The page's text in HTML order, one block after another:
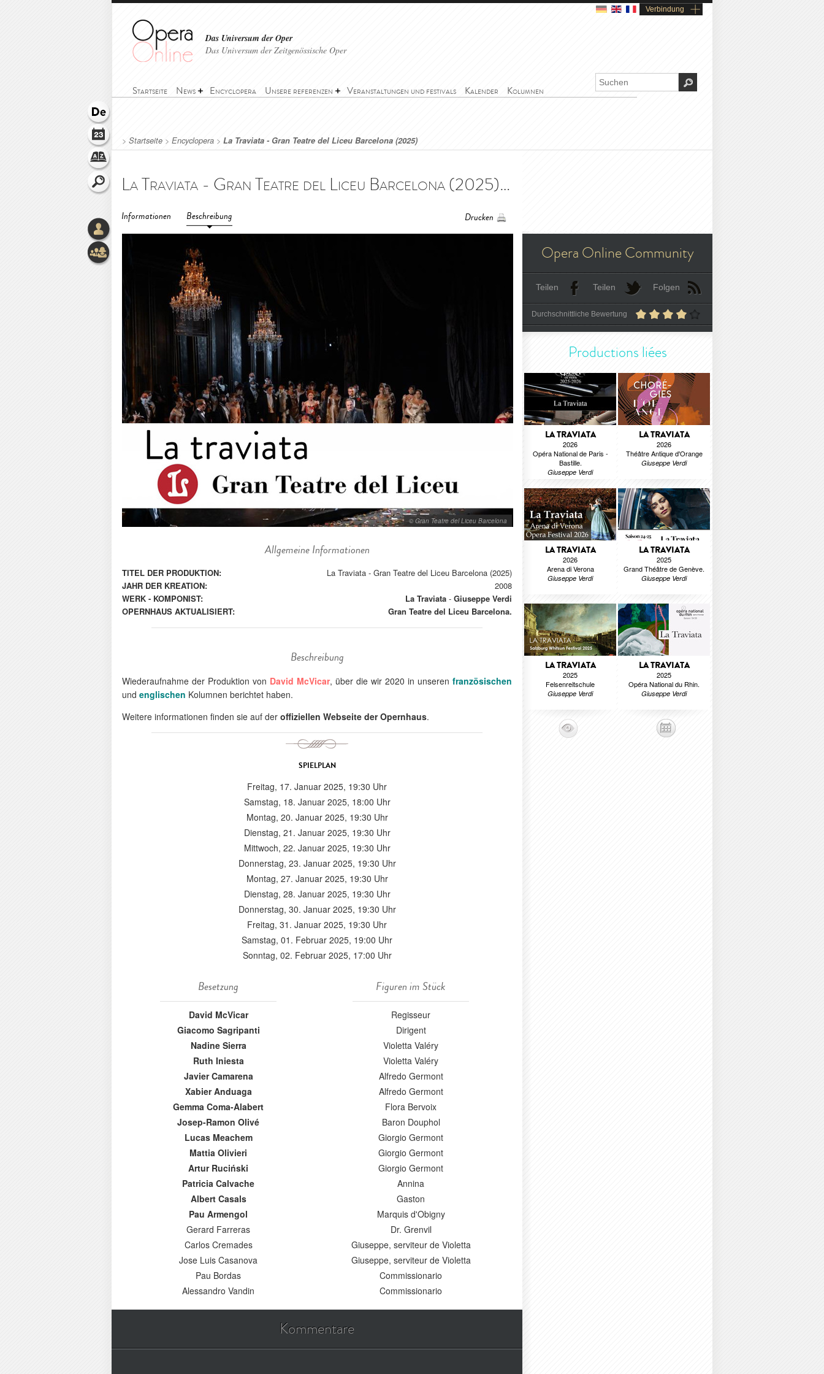
Verbindung
Das Universum der Oper
Das Universum der Zeitgenössische Oper
Startseite News Encyclopera Unsere referenzen Veranstaltungen und festivals Kalender Kolumnen
> Startseite > Encyclopera > La Traviata - Gran Teatre del Liceu Barcelona (2025)
La Traviata - Gran Teatre del Liceu Barcelona (2025) - La Traviata - Gran Teatre del Liceu Barcelona (2025)
Informationen Beschreibung Drucken
© Gran Teatre del Liceu Barcelona
Allgemeine Informationen
TITEL DER PRODUKTION:
La Traviata - Gran Teatre del Liceu Barcelona (2025)
JAHR DER KREATION:
2008
WERK - KOMPONIST:
La Traviata - Giuseppe Verdi
OPERNHAUS AKTUALISIERT:
Gran Teatre del Liceu Barcelona.
Beschreibung
Wiederaufnahme der Produktion von David McVicar, über die wir 2020 in unseren französischen
und englischen Kolumnen berichtet haben.
Weitere informationen finden sie auf der offiziellen Webseite der Opernhaus.
SPIELPLAN
Freitag, 17. Januar 2025, 19:30 Uhr
Samstag, 18. Januar 2025, 18:00 Uhr
Montag, 20. Januar 2025, 19:30 Uhr
Dienstag, 21. Januar 2025, 19:30 Uhr
Mittwoch, 22. Januar 2025, 19:30 Uhr
Donnerstag, 23. Januar 2025, 19:30 Uhr
Montag, 27. Januar 2025, 19:30 Uhr
Dienstag, 28. Januar 2025, 19:30 Uhr
Donnerstag, 30. Januar 2025, 19:30 Uhr
Freitag, 31. Januar 2025, 19:30 Uhr
Samstag, 01. Februar 2025, 19:00 Uhr
Sonntag, 02. Februar 2025, 17:00 Uhr
Besetzung
David McVicar
Giacomo Sagripanti
Nadine Sierra
Ruth Iniesta
Javier Camarena
Xabier Anduaga
Gemma Coma-Alabert
Josep-Ramon Olivé
Lucas Meachem
Mattia Olivieri
Artur Ruciński
Patricia Calvache
Albert Casals
Pau Armengol
Gerard Farreras
Carlos Cremades
Jose Luis Casanova
Pau Bordas
Alessandro Vandin
Figuren im Stück
Regisseur
Dirigent
Violetta Valéry
Violetta Valéry
Alfredo Germont
Alfredo Germont
Flora Bervoix
Baron Douphol
Giorgio Germont
Giorgio Germont
Giorgio Germont
Annina
Gaston
Marquis d'Obigny
Dr. Grenvil
Giuseppe, serviteur de Violetta
Giuseppe, serviteur de Violetta
Commissionario
Commissionario
Kommentare
Opera Online Community
Teilen Teilen Folgen
Durchschnittliche Bewertung
Productions liées
LA TRAVIATA
2026
Opéra National de Paris -
Bastille.
Giuseppe Verdi
LA TRAVIATA
2026
Théâtre Antique d'Orange
Giuseppe Verdi
LA TRAVIATA
2026
Arena di Verona
Giuseppe Verdi
LA TRAVIATA
2025
Grand Théâtre de Genève.
Giuseppe Verdi
LA TRAVIATA
2025
Felsenreitschule
Giuseppe Verdi
LA TRAVIATA
2025
Opéra National du Rhin.
Giuseppe Verdi